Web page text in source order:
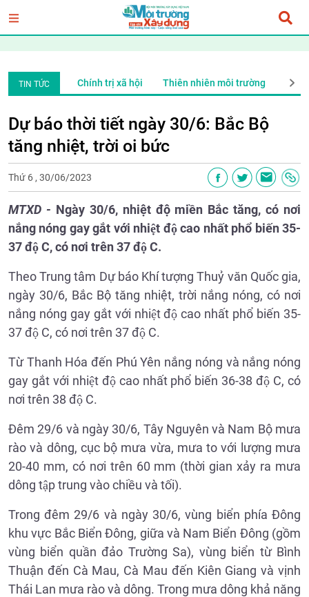
TIN TỨC
Xã Hội Chính trị xã hội Thiên nhiên môi trường Xã
Dự báo thời tiết ngày 30/6: Bắc Bộ
tăng nhiệt, trời oi bức
Thứ 6 , 30/06/2023
MTXD - Ngày 30/6, nhiệt độ miền Bắc tăng, có nơi
nắng nóng gay gắt với nhiệt độ cao nhất phổ biến 35-
37 độ C, có nơi trên 37 độ C.
Theo Trung tâm Dự báo Khí tượng Thuỷ văn Quốc gia,
ngày 30/6, Bắc Bộ tăng nhiệt, trời nắng nóng, có nơi
nắng nóng gay gắt với nhiệt độ cao nhất phổ biến 35-
37 độ C, có nơi trên 37 độ C.
Từ Thanh Hóa đến Phú Yên nắng nóng và nắng nóng
gay gắt với nhiệt độ cao nhất phổ biến 36-38 độ C, có
nơi trên 38 độ C.
Đêm 29/6 và ngày 30/6, Tây Nguyên và Nam Bộ mưa
rào và dông, cục bộ mưa vừa, mưa to với lượng mưa
20-40 mm, có nơi trên 60 mm (thời gian xảy ra mưa
dông tập trung vào chiều và tối).
Trong đêm 29/6 và ngày 30/6, vùng biển phía Đông
khu vực Bắc Biển Đông, giữa và Nam Biển Đông (gồm
vùng biển quần đảo Trường Sa), vùng biển từ Bình
Thuận đến Cà Mau, Cà Mau đến Kiên Giang và vịnh
Thái Lan mưa rào và dông. Trong mưa dông khả năng